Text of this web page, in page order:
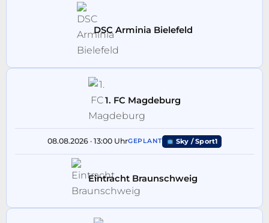
DSC Arminia Bielefeld
1. FC Magdeburg
08.08.2026 · 13:00 UhrGEPLANT Sky / Sport1
Eintracht Braunschweig